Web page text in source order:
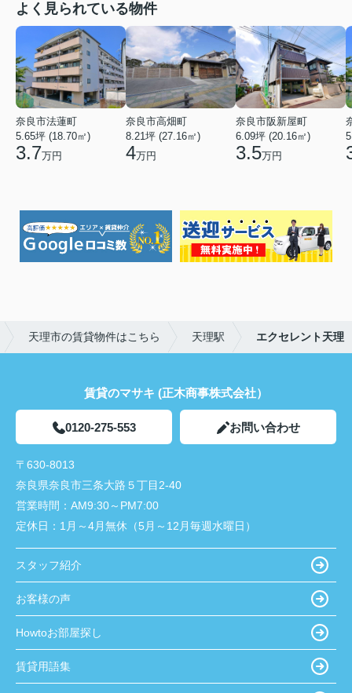
よく見られている物件
奈良市法蓮町
5.65坪 (18.70㎡)
3.7万円
奈良市高畑町
8.21坪 (27.16㎡)
4万円
奈良市阪新屋町
6.09坪 (20.16㎡)
3.5万円
天理市の賃貸物件はこちら 天理駅 エクセレント天理
賃貸のマサキ (正木商事株式会社）
0120-275-553 お問い合わせ
〒630-8013
奈良県奈良市三条大路５丁目2-40
営業時間： AM9:30～PM7:00
定休日： 1月～4月無休（5月～12月毎週水曜日）
スタッフ紹介
お客様の声
Howtoお部屋探し
賃貸用語集